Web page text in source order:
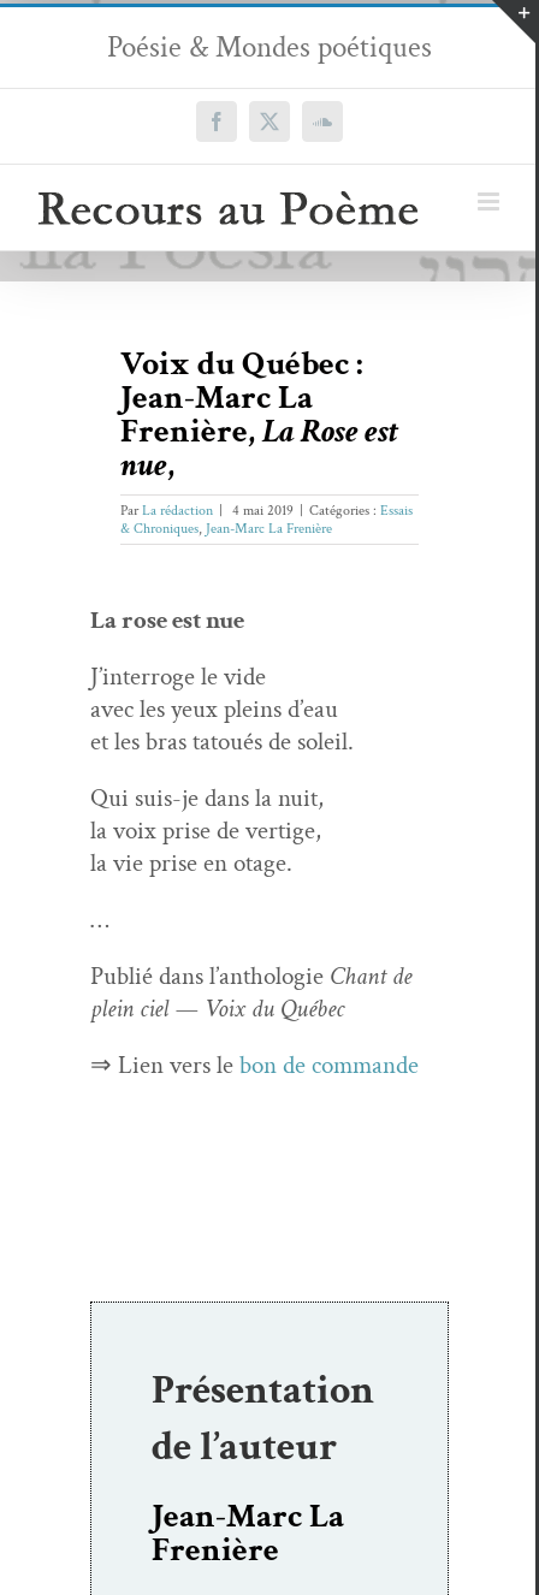
Passer
contenu
Poésie & Mondes poétiques
Facebook
X SoundCloud
Voix du Québec :
Jean-Marc La
Frenière,La Rose est
nue,
ParLa rédaction 4 mai 2019 Catégories : Essais
& Chroniques, Jean-Marc La Frenière
La rose est nue
J’in­ter­roge le vide
avec les yeux pleins d’eau
et les bras tatoués de soleil.
Qui suis-je dans la nuit,
la voix prise de vertige,
la vie prise en otage.
…
Pub­lié dans l’an­tholo­gie Chant de
plein ciel — Voix du Québec
⇒ Lien vers lebon de commande
Présentation
de l’auteur
Jean-Marc La
Frenière